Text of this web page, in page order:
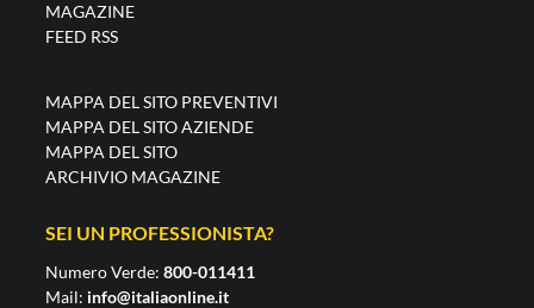
MAGAZINE
FEED RSS
MAPPA DEL SITO PREVENTIVI
MAPPA DEL SITO AZIENDE
MAPPA DEL SITO
ARCHIVIO MAGAZINE
SEI UN PROFESSIONISTA?
Numero Verde:800-011411
Mail: info@italiaonline.it